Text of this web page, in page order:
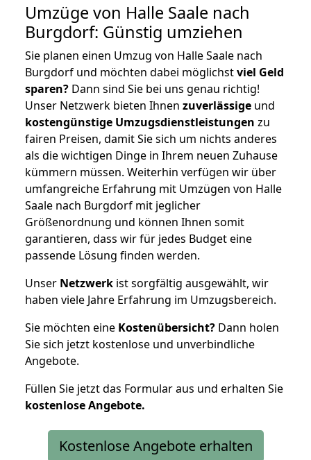
Umzüge von Halle Saale nach
Burgdorf: Günstig umziehen
Sie planen einen Umzug von Halle Saale nach
Burgdorf und möchten dabei möglichstviel Geld
sparen? Dann sind Sie bei uns genau richtig!
Unser Netzwerk bieten Ihnen zuverlässige und
kostengünstige Umzugsdienstleistungen zu
fairen Preisen, damit Sie sich um nichts anderes
als die wichtigen Dinge in Ihrem neuen Zuhause
kümmern müssen. Weiterhin verfügen wir über
umfangreiche Erfahrung mit Umzügen von Halle
Saale nach Burgdorf mit jeglicher
Größenordnung und können Ihnen somit
garantieren, dass wir für jedes Budget eine
passende Lösung finden werden.
Unser Netzwerk ist sorgfältig ausgewählt, wir
haben viele Jahre Erfahrung im Umzugsbereich.
Sie möchten eine Kostenübersicht? Dann holen
Sie sich jetzt kostenlose und unverbindliche
Angebote.
Füllen Sie jetzt das Formular aus und erhalten Sie
kostenloseAngebote.
Kostenlose Angebote erhalten